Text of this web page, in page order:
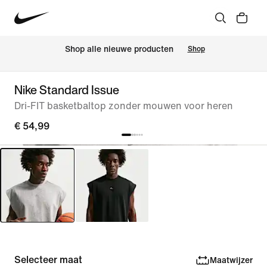
Shop alle nieuwe producten Shop
Nike Standard Issue
Dri-FIT basketbaltop zonder mouwen voor heren
€ 54,99
Selecteer maat Maatwijzer